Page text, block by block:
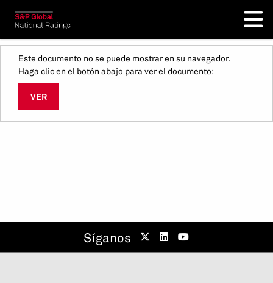
Este documento no se puede mostrar en su navegador.
Haga clic en el botón abajo para ver el documento:
VER
Síganos